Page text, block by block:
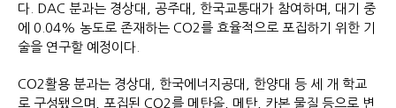
다. DAC 분과는 경상대, 공주대, 한국교통대가 참여하며, 대기 중
에 0.04% 농도로 존재하는 CO2를 효율적으로 포집하기 위한 기
술을 연구할 예정이다.
CO2활용 분과는 경상대, 한국에너지공대, 한양대 등 세 개 학교
로 구성됐으며, 포집된 CO2를 메탄올, 메탄, 카본 물질 등으로 변